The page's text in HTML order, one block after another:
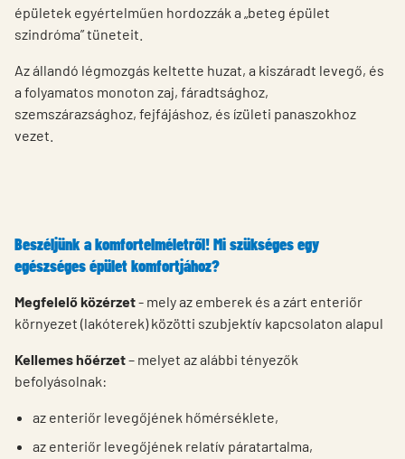
épületek egyértelműen hordozzák a „beteg épület
szindróma” tüneteit.
Az állandó légmozgás keltette huzat, a kiszáradt levegő, és
a folyamatos monoton zaj, fáradtsághoz,
szemszárazsághoz, fejfájáshoz, és ízületi panaszokhoz
vezet.
Beszéljünk a komfortelméletről! Mi szükséges egy
egészséges épület komfortjához?
Megfelelő közérzet- mely az emberek és a zárt enteriőr
környezet (lakóterek) közötti szubjektív kapcsolaton alapul
Kellemes hőérzet– melyet az alábbi tényezők
befolyásolnak:
az enteriőr levegőjének hőmérséklete,
az enteriőr levegőjének relatív páratartalma,